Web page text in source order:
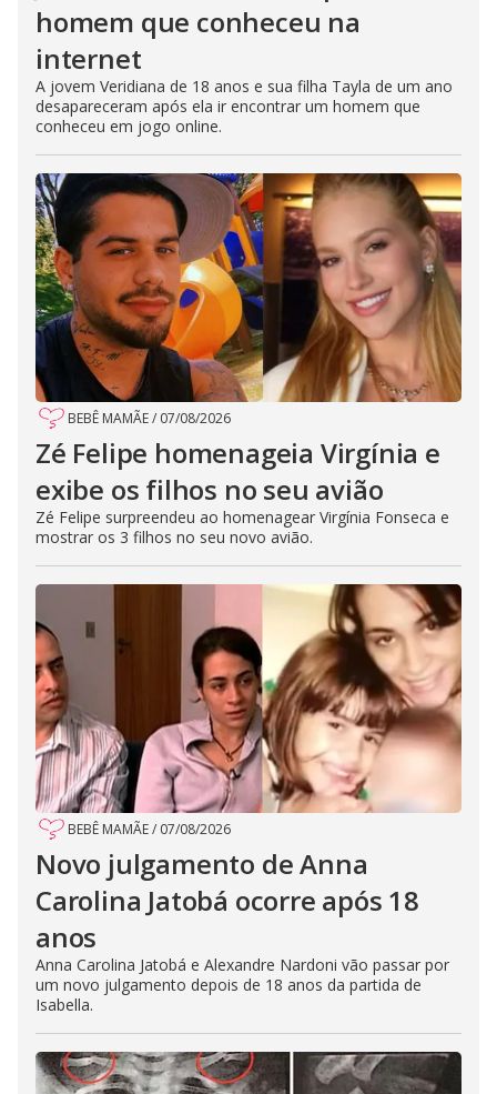
homem que conheceu na
internet
A jovem Veridiana de 18 anos e sua filha Tayla de um ano
desapareceram após ela ir encontrar um homem que
conheceu em jogo online.
BEBÊ MAMÃE/ 07/08/2026
Zé Felipe homenageia Virgínia e
exibe os filhos no seu avião
Zé Felipe surpreendeu ao homenagear Virgínia Fonseca e
mostrar os 3 filhos no seu novo avião.
BEBÊ MAMÃE/ 07/08/2026
Novo julgamento de Anna
Carolina Jatobá ocorre após 18
anos
Anna Carolina Jatobá e Alexandre Nardoni vão passar por
um novo julgamento depois de 18 anos da partida de
Isabella.